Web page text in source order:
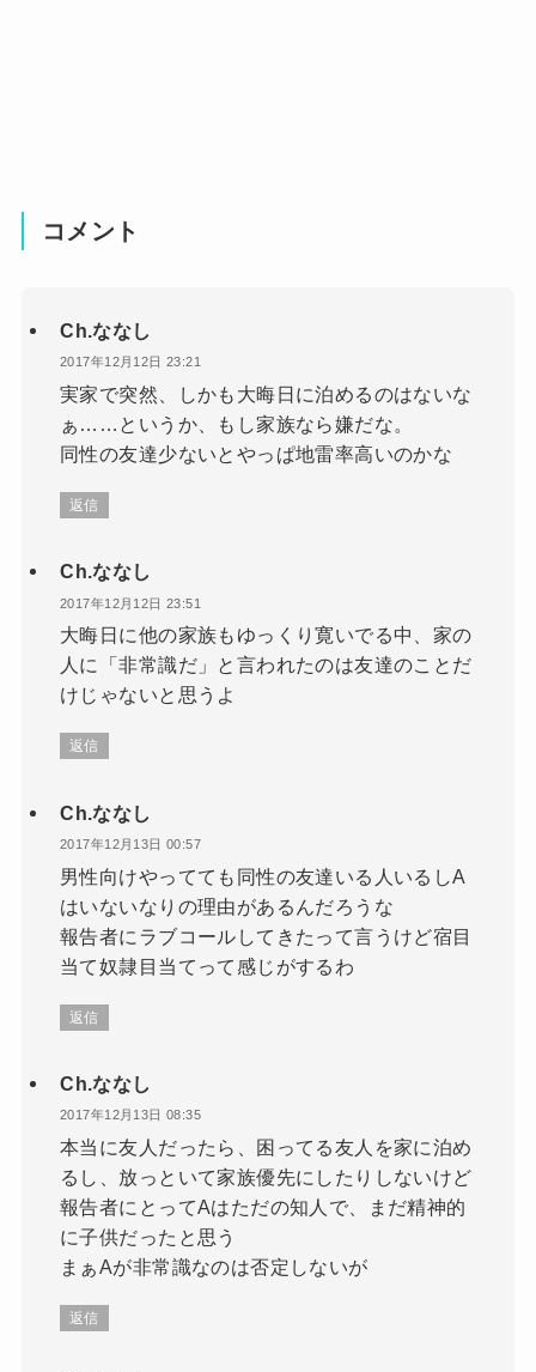
コメント
Ch.ななし
2017年12月12日 23:21
実家で突然、しかも大晦日に泊めるのはないな
ぁ……というか、もし家族なら嫌だな。
同性の友達少ないとやっぱ地雷率高いのかな
返信
Ch.ななし
2017年12月12日 23:51
大晦日に他の家族もゆっくり寛いでる中、家の
人に「非常識だ」と言われたのは友達のことだ
けじゃないと思うよ
返信
Ch.ななし
2017年12月13日 00:57
男性向けやってても同性の友達いる人いるしA
はいないなりの理由があるんだろうな
報告者にラブコールしてきたって言うけど宿目
当て奴隷目当てって感じがするわ
返信
Ch.ななし
2017年12月13日 08:35
本当に友人だったら、困ってる友人を家に泊め
るし、放っといて家族優先にしたりしないけど
報告者にとってAはただの知人で、まだ精神的
に子供だったと思う
まぁAが非常識なのは否定しないが
返信